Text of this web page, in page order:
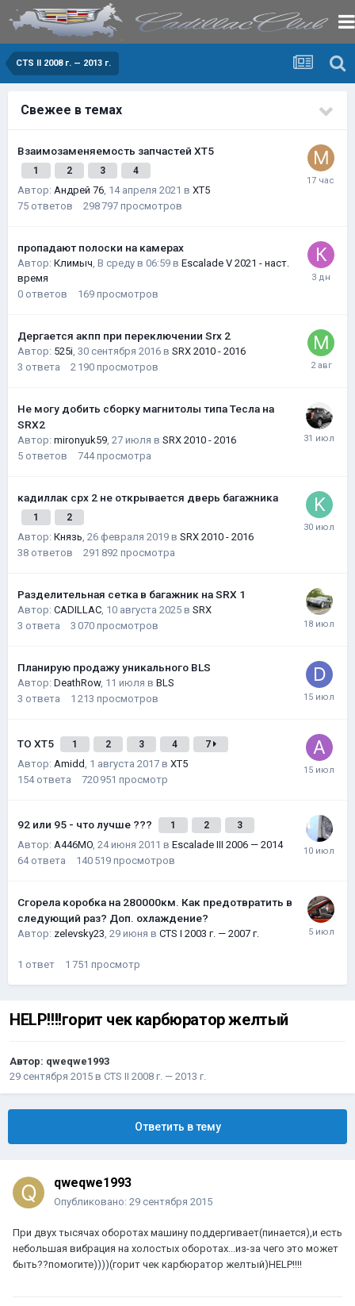
CTS II 2008 г. — 2013 г.
Свежее в темах
Взаимозаменяемость запчастей XT5
1 2 3 4
Автор: Андрей 76, 14 апреля 2021 в XT5
75 ответов 298 797 просмотров
пропадают полоски на камерах
Автор: Климыч, В среду в 06:59 в Escalade V 2021 - наст.
время
0 ответов 169 просмотров
Дергается акпп при переключении Srx 2
Автор: 525i, 30 сентября 2016 в SRX 2010 - 2016
3 ответа 2 190 просмотров
Не могу добить сборку магнитолы типа Тесла на
SRX2
Автор: mironyuk59, 27 июля в SRX 2010 - 2016
5 ответов 744 просмотра
кадиллак срх 2 не открывается дверь багажника
1 2
Автор: Князь, 26 февраля 2019 в SRX 2010 - 2016
38 ответов 291 892 просмотра
Разделительная сетка в багажник на SRX 1
Автор: CADILLAC, 10 августа 2025 в SRX
3 ответа 3 070 просмотров
Планирую продажу уникального BLS
Автор: DeathRow, 11 июля в BLS
3 ответа 1 213 просмотров
ТО XT5 1 2 3 4 7
Автор: Amidd, 1 августа 2017 в XT5
154 ответа 720 951 просмотр
92 или 95 - что лучше ??? 1 2 3
Автор: A446MO, 24 июня 2011 в Escalade III 2006 — 2014
64 ответа 140 519 просмотров
Сгорела коробка на 280000км. Как предотвратить в
следующий раз? Доп. охлаждение?
Автор: zelevsky23, 29 июня в CTS I 2003 г. — 2007 г.
1 ответ 1 751 просмотр
HELP!!!!горит чек карбюратор желтый
Автор: qweqwe1993
29 сентября 2015 в CTS II 2008 г. — 2013 г.
Ответить в тему
qweqwe1993
Опубликовано: 29 сентября 2015
При двух тысячах оборотах машину поддергивает(пинается),и есть
небольшая вибрация на холостых оборотах...из-за чего это может
быть??помогите))))(горит чек карбюратор желтый)HELP!!!!